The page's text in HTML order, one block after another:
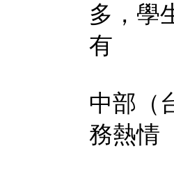
多，學
有
中部（
務熱情